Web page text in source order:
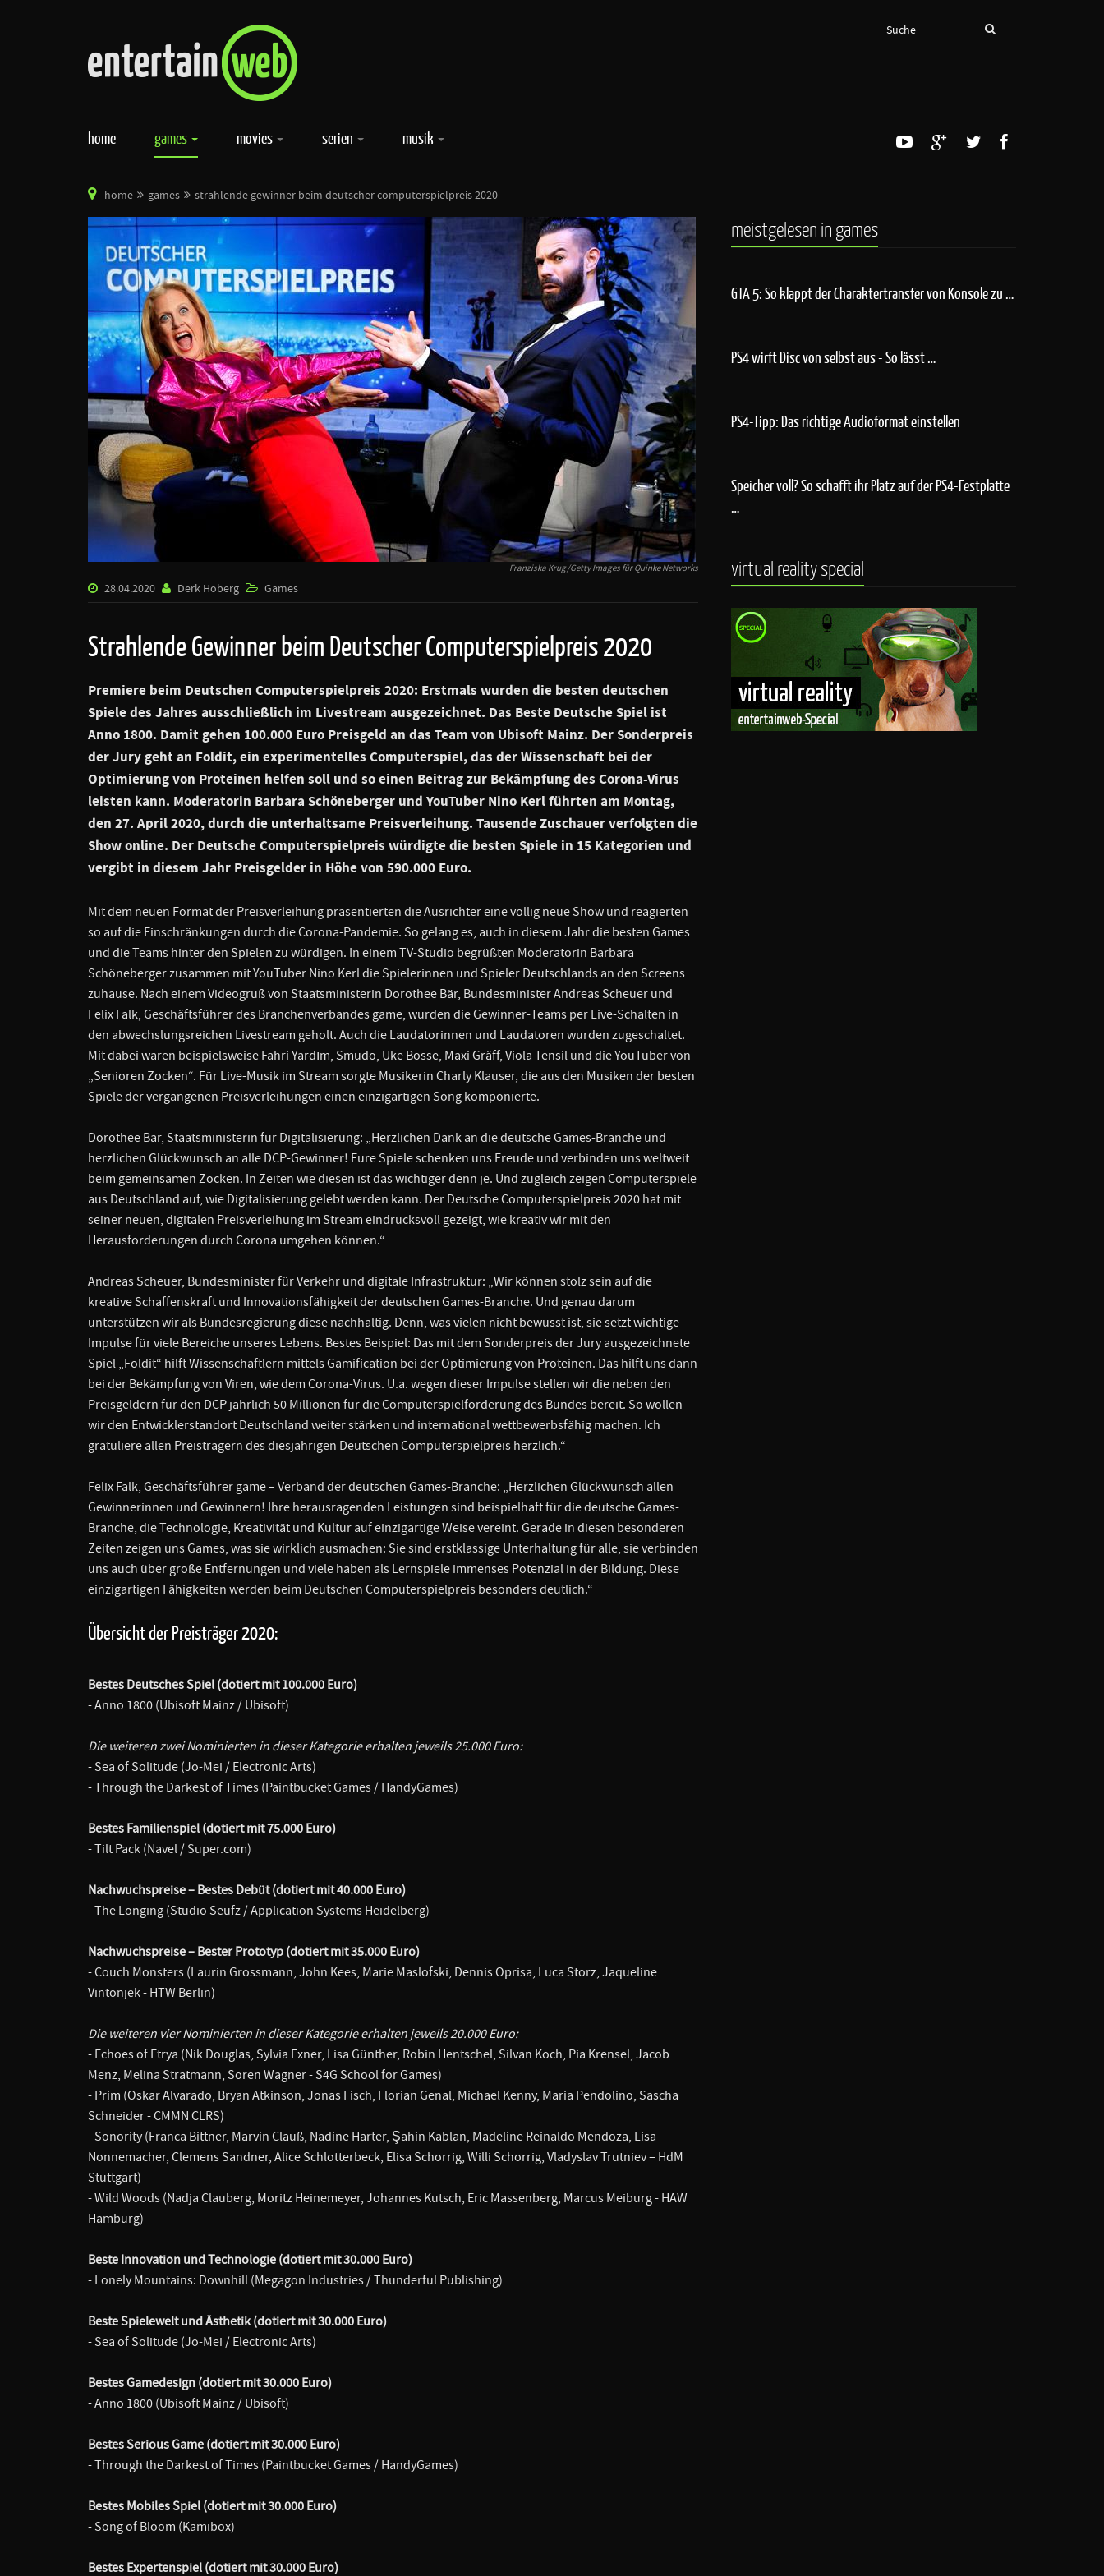
home games movies serien musik
home games strahlende gewinner beim deutscher computerspielpreis 2020
Franziska Krug/Getty Images für Quinke Networks
28.04.2020 Derk Hoberg Games
Strahlende Gewinner beim Deutscher Computerspielpreis 2020
Premiere beim Deutschen Computerspielpreis 2020: Erstmals wurden die besten deutschen
Spiele des Jahres ausschließlich im Livestream ausgezeichnet. Das Beste Deutsche Spiel ist
Anno 1800. Damit gehen 100.000 Euro Preisgeld an das Team von Ubisoft Mainz. Der Sonderpreis
der Jury geht an Foldit, ein experimentelles Computerspiel, das der Wissenschaft bei der
Optimierung von Proteinen helfen soll und so einen Beitrag zur Bekämpfung des Corona-Virus
leisten kann. Moderatorin Barbara Schöneberger und YouTuber Nino Kerl führten am Montag,
den 27. April 2020, durch die unterhaltsame Preisverleihung. Tausende Zuschauer verfolgten die
Show online. Der Deutsche Computerspielpreis würdigte die besten Spiele in 15 Kategorien und
vergibt in diesem Jahr Preisgelder in Höhe von 590.000 Euro.
Mit dem neuen Format der Preisverleihung präsentierten die Ausrichter eine völlig neue Show und reagierten
so auf die Einschränkungen durch die Corona-Pandemie. So gelang es, auch in diesem Jahr die besten Games
und die Teams hinter den Spielen zu würdigen. In einem TV-Studio begrüßten Moderatorin Barbara
Schöneberger zusammen mit YouTuber Nino Kerl die Spielerinnen und Spieler Deutschlands an den Screens
zuhause. Nach einem Videogruß von Staatsministerin Dorothee Bär, Bundesminister Andreas Scheuer und
Felix Falk, Geschäftsführer des Branchenverbandes game, wurden die Gewinner-Teams per Live-Schalten in
den abwechslungsreichen Livestream geholt. Auch die Laudatorinnen und Laudatoren wurden zugeschaltet.
Mit dabei waren beispielsweise Fahri Yardım, Smudo, Uke Bosse, Maxi Gräff, Viola Tensil und die YouTuber von
„Senioren Zocken“. Für Live-Musik im Stream sorgte Musikerin Charly Klauser, die aus den Musiken der besten
Spiele der vergangenen Preisverleihungen einen einzigartigen Song komponierte.
Dorothee Bär, Staatsministerin für Digitalisierung: „Herzlichen Dank an die deutsche Games-Branche und
herzlichen Glückwunsch an alle DCP-Gewinner! Eure Spiele schenken uns Freude und verbinden uns weltweit
beim gemeinsamen Zocken. In Zeiten wie diesen ist das wichtiger denn je. Und zugleich zeigen Computerspiele
aus Deutschland auf, wie Digitalisierung gelebt werden kann. Der Deutsche Computerspielpreis 2020 hat mit
seiner neuen, digitalen Preisverleihung im Stream eindrucksvoll gezeigt, wie kreativ wir mit den
Herausforderungen durch Corona umgehen können.“
Andreas Scheuer, Bundesminister für Verkehr und digitale Infrastruktur: „Wir können stolz sein auf die
kreative Schaffenskraft und Innovationsfähigkeit der deutschen Games-Branche. Und genau darum
unterstützen wir als Bundesregierung diese nachhaltig. Denn, was vielen nicht bewusst ist, sie setzt wichtige
Impulse für viele Bereiche unseres Lebens. Bestes Beispiel: Das mit dem Sonderpreis der Jury ausgezeichnete
Spiel „Foldit“ hilft Wissenschaftlern mittels Gamification bei der Optimierung von Proteinen. Das hilft uns dann
bei der Bekämpfung von Viren, wie dem Corona-Virus. U.a. wegen dieser Impulse stellen wir die neben den
Preisgeldern für den DCP jährlich 50 Millionen für die Computerspielförderung des Bundes bereit. So wollen
wir den Entwicklerstandort Deutschland weiter stärken und international wettbewerbsfähig machen. Ich
gratuliere allen Preisträgern des diesjährigen Deutschen Computerspielpreis herzlich.“
Felix Falk, Geschäftsführer game – Verband der deutschen Games-Branche: „Herzlichen Glückwunsch allen
Gewinnerinnen und Gewinnern! Ihre herausragenden Leistungen sind beispielhaft für die deutsche Games-
Branche, die Technologie, Kreativität und Kultur auf einzigartige Weise vereint. Gerade in diesen besonderen
Zeiten zeigen uns Games, was sie wirklich ausmachen: Sie sind erstklassige Unterhaltung für alle, sie verbinden
uns auch über große Entfernungen und viele haben als Lernspiele immenses Potenzial in der Bildung. Diese
einzigartigen Fähigkeiten werden beim Deutschen Computerspielpreis besonders deutlich.“
Übersicht der Preisträger 2020:
Bestes Deutsches Spiel (dotiert mit 100.000 Euro)
- Anno 1800 (Ubisoft Mainz / Ubisoft)
Die weiteren zwei Nominierten in dieser Kategorie erhalten jeweils 25.000 Euro:
- Sea of Solitude (Jo-Mei / Electronic Arts)
- Through the Darkest of Times (Paintbucket Games / HandyGames)
Bestes Familienspiel (dotiert mit 75.000 Euro)
- Tilt Pack (Navel / Super.com)
Nachwuchspreise – Bestes Debüt (dotiert mit 40.000 Euro)
- The Longing (Studio Seufz / Application Systems Heidelberg)
Nachwuchspreise – Bester Prototyp (dotiert mit 35.000 Euro)
- Couch Monsters (Laurin Grossmann, John Kees, Marie Maslofski, Dennis Oprisa, Luca Storz, Jaqueline
Vintonjek - HTW Berlin)
Die weiteren vier Nominierten in dieser Kategorie erhalten jeweils 20.000 Euro:
- Echoes of Etrya (Nik Douglas, Sylvia Exner, Lisa Günther, Robin Hentschel, Silvan Koch, Pia Krensel, Jacob
Menz, Melina Stratmann, Soren Wagner - S4G School for Games)
- Prim (Oskar Alvarado, Bryan Atkinson, Jonas Fisch, Florian Genal, Michael Kenny, Maria Pendolino, Sascha
Schneider - CMMN CLRS)
- Sonority (Franca Bittner, Marvin Clauß, Nadine Harter, Şahin Kablan, Madeline Reinaldo Mendoza, Lisa
Nonnemacher, Clemens Sandner, Alice Schlotterbeck, Elisa Schorrig, Willi Schorrig, Vladyslav Trutniev – HdM
Stuttgart)
- Wild Woods (Nadja Clauberg, Moritz Heinemeyer, Johannes Kutsch, Eric Massenberg, Marcus Meiburg - HAW
Hamburg)
Beste Innovation und Technologie (dotiert mit 30.000 Euro)
- Lonely Mountains: Downhill (Megagon Industries / Thunderful Publishing)
Beste Spielewelt und Ästhetik (dotiert mit 30.000 Euro)
- Sea of Solitude (Jo-Mei / Electronic Arts)
Bestes Gamedesign (dotiert mit 30.000 Euro)
- Anno 1800 (Ubisoft Mainz / Ubisoft)
Bestes Serious Game (dotiert mit 30.000 Euro)
- Through the Darkest of Times (Paintbucket Games / HandyGames)
Bestes Mobiles Spiel (dotiert mit 30.000 Euro)
- Song of Bloom (Kamibox)
Bestes Expertenspiel (dotiert mit 30.000 Euro)
meistgelesen in games
GTA 5: So klappt der Charaktertransfer von Konsole zu …
PS4 wirft Disc von selbst aus - So lässt …
PS4-Tipp: Das richtige Audioformat einstellen
Speicher voll? So schafft ihr Platz auf der PS4-Festplatte
…
virtual reality special